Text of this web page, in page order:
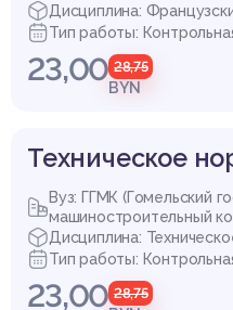
Дисциплина:
Тип работы:
23,00 28,75
BYN
Техническое
Вуз: ГГМК (Гомельский
машиностроительный
Дисциплина:
Тип работы:
23,00 28,75